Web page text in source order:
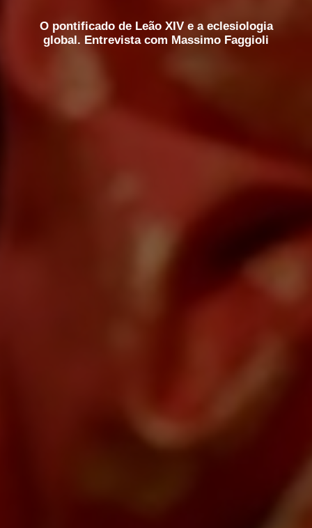
O pontificado de Leão XIV e a eclesiologia
global. Entrevista com Massimo Faggioli